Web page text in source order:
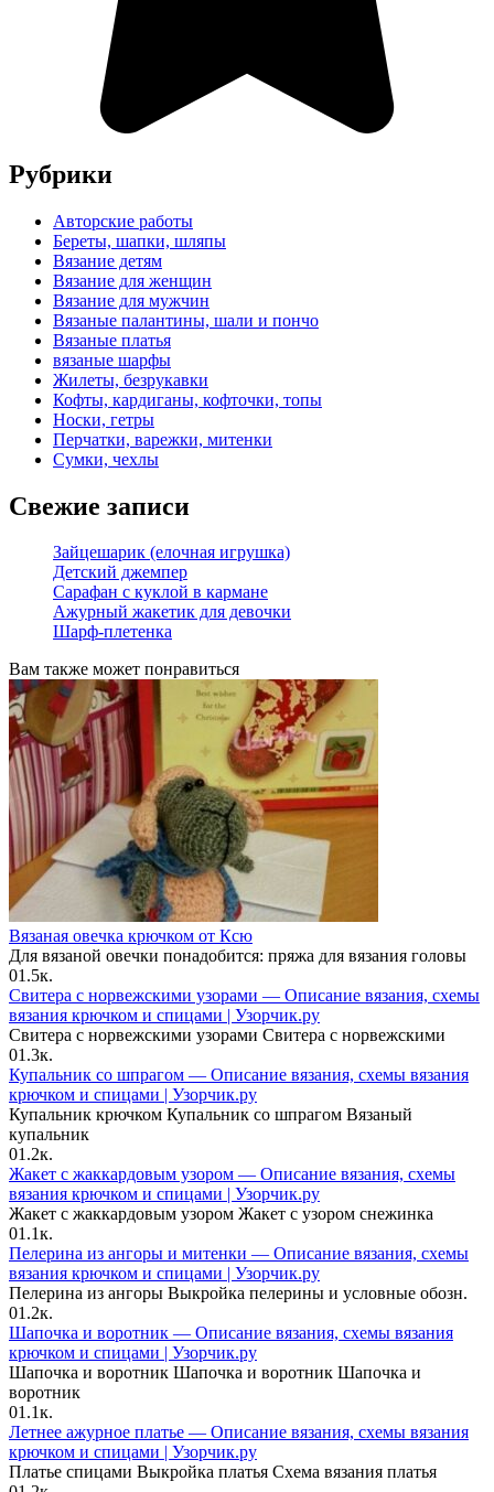
Рубрики
Авторские работы
Береты, шапки, шляпы
Вязание детям
Вязание для женщин
Вязание для мужчин
Вязаные палантины, шали и пончо
Вязаные платья
вязаные шарфы
Жилеты, безрукавки
Кофты, кардиганы, кофточки, топы
Носки, гетры
Перчатки, варежки, митенки
Сумки, чехлы
Свежие записи
Зайцешарик (елочная игрушка)
Детский джемпер
Сарафан с куклой в кармане
Ажурный жакетик для девочки
Шарф-плетенка
Вам также может понравиться
Вязаная овечка крючком от Ксю
Для вязаной овечки понадобится: пряжа для вязания головы
01.5к.
Свитера с норвежскими узорами — Описание вязания, схемы
вязания крючком и спицами | Узорчик.ру
Свитера с норвежскими узорами Свитера с норвежскими
01.3к.
Купальник со шпрагом — Описание вязания, схемы вязания
крючком и спицами | Узорчик.ру
Купальник крючком Купальник со шпрагом Вязаный
купальник
01.2к.
Жакет с жаккардовым узором — Описание вязания, схемы
вязания крючком и спицами | Узорчик.ру
Жакет с жаккардовым узором Жакет с узором снежинка
01.1к.
Пелерина из ангоры и митенки — Описание вязания, схемы
вязания крючком и спицами | Узорчик.ру
Пелерина из ангоры Выкройка пелерины и условные обозн.
01.2к.
Шапочка и воротник — Описание вязания, схемы вязания
крючком и спицами | Узорчик.ру
Шапочка и воротник Шапочка и воротник Шапочка и
воротник
01.1к.
Летнее ажурное платье — Описание вязания, схемы вязания
крючком и спицами | Узорчик.ру
Платье спицами Выкройка платья Схема вязания платья